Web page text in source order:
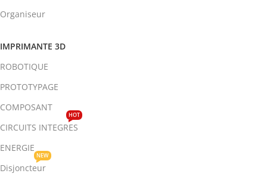
Organiseur
IMPRIMANTE 3D
ROBOTIQUE
PROTOTYPAGE
COMPOSANT
CIRCUITS INTEGRES
HOT
ENERGIE
Disjoncteur
NEW